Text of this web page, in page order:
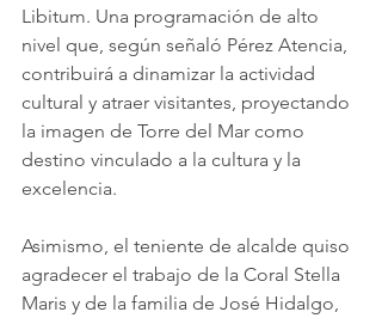
Libitum. Una programación de alto
nivel que, según señaló Pérez Atencia,
contribuirá a dinamizar la actividad
cultural y atraer visitantes, proyectando
la imagen de Torre del Mar como
destino vinculado a la cultura y la
excelencia.
Asimismo, el teniente de alcalde quiso
agradecer el trabajo de la Coral Stella
Maris y de la familia de José Hidalgo,